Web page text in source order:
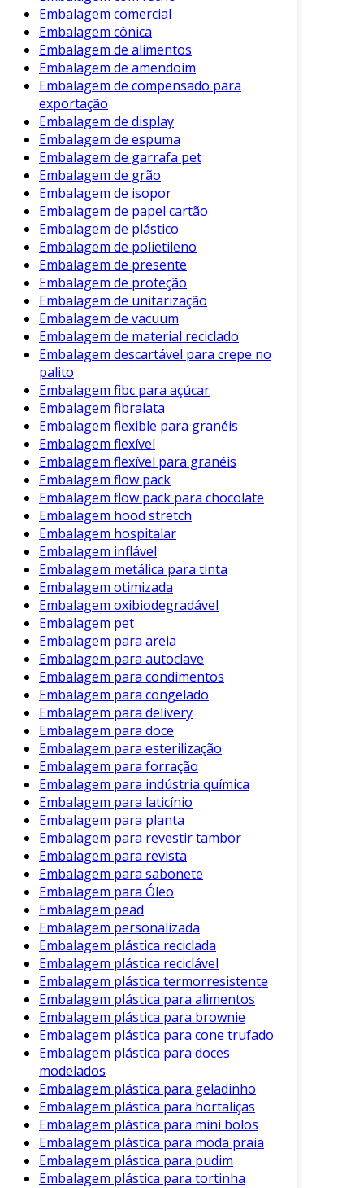
Economia de Espaço: A embalagem a
vácuo reduz o volume dos produtos,
facilitando o armazenamento.
Proteção contra Contaminantes
produtos ficam mais protegidos contra
umidade, pó e contaminantes.
Além destes benefícios, a embalagem a vácuo
proporciona uma apresentação mais atraente
dos produtos. Este aspecto é especialmente
importante para o comércio varejista.
Aplicações da Embalagem a Vácuo
A utilização da embalagem a vácuo varia
conforme o setor. No setor alimentício, essa
técnica é amplamente aplicada em:
Carnes e Peixes: A embalagem a vácuo
impede a oxidação e a perda de umidade.
Isso garante frescor e sabor por mais
tempo.
Queijos e Embutidos: Produtos lácteos e
embutidos também se beneficiam da
modalidade, já que a técnica preserva a
textura e o sabor.
Por outro lado, em indústrias não alimentícias,
como a farmacêutica, a embalagem a vácuo
protege medicamentos e insumos sensíveis à
umidade e ao ar.
Tecnologias Relacionadas à
Embalagem a Vácuo
Existem várias tecnologias disponíveis para a
embalagem a vácuo. Algumas delas incluem:
Máquinas de Selagem a Vácuo
Equipamentos que aspiram o ar e selam a
embalagem de forma automática.
Sacolas de Vácuo: Inovações que facilitam
o processo em casa, permitindo que os
consumidores embalem seus alimentos de
forma prática.
Essas tecnologias proporcionam facilidade e
eficiência, sendo cada vez mais populares entre
consumidores e empresas.
Considerações Finais
A embalagem a vácuo é uma solução valiosa
para a preservação de produtos. Sua eficácia
em prolongar a vida útil e manter a qualidade
dos alimentos é incomparável. Além disso, a
versatilidade de aplicação em diversas
indústrias a torna uma escolha popular.
Em resumo, ao optar pela embalagem a vácuo,
empresas e consumidores se beneficiam de
produtos mais frescos e duradouros. Portanto,
ao considerar as opções de embalagem, a
Embalagem comercial
Embalagem cônica
Embalagem de alimentos
Embalagem de amendoim
Embalagem de compensado para
exportação
Embalagem de display
Embalagem de espuma
Embalagem de garrafa pet
Embalagem de grão
Embalagem de isopor
Embalagem de papel cartão
Embalagem de plástico
Embalagem de polietileno
Embalagem de presente
Embalagem de proteção
Embalagem de unitarização
Embalagem de vacuum
Embalagem de material reciclado
Embalagem descartável para crepe no
palito
Embalagem fibc para açúcar
Embalagem fibralata
Embalagem flexible para granéis
Embalagem flexível
Embalagem flexível para granéis
Embalagem flow pack
Embalagem flow pack para chocolate
Embalagem hood stretch
Embalagem hospitalar
Embalagem inflável
Embalagem metálica para tinta
Embalagem otimizada
Embalagem oxibiodegradável
Embalagem pet
Embalagem para areia
Embalagem para autoclave
Embalagem para condimentos
Embalagem para congelado
Embalagem para delivery
Embalagem para doce
Embalagem para esterilização
Embalagem para forração
Embalagem para indústria química
Embalagem para laticínio
Embalagem para planta
Embalagem para revestir tambor
Embalagem para revista
Embalagem para sabonete
Embalagem para Óleo
Embalagem pead
Embalagem personalizada
Embalagem plástica reciclada
Embalagem plástica reciclável
Embalagem plástica termorresistente
Embalagem plástica para alimentos
Embalagem plástica para brownie
Embalagem plástica para cone trufado
Embalagem plástica para doces
modelados
Embalagem plástica para geladinho
Embalagem plástica para hortaliças
Embalagem plástica para mini bolos
Embalagem plástica para moda praia
Embalagem plástica para pudim
Embalagem plástica para tortinha